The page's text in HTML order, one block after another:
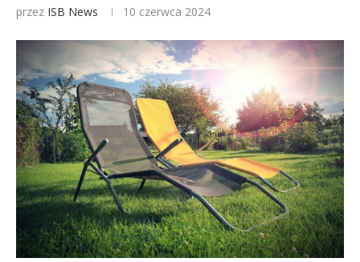
przez ISB News 10 czerwca 2024